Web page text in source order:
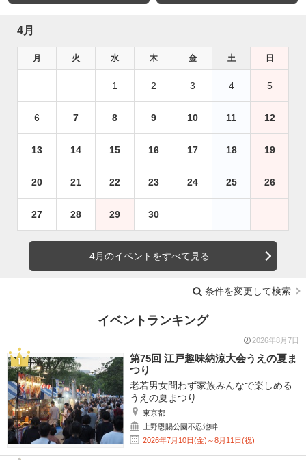
4月
月 火 水 木 金 土 日
1 2 3 4 5
6 7 8 9 10 11 12
13 14 15 16 17 18 19
20 21 22 23 24 25 26
27 28 29 30
4月のイベントをすべて見る
条件を変更して検索
イベントランキング
2026年8月7日
第75回 江戸趣味納涼大会うえの夏ま
つり
老若男女問わず家族みんなで楽しめる
うえの夏まつり
東京都
上野恩賜公園不忍池畔
2026年7月10日(金)～8月11日(祝)